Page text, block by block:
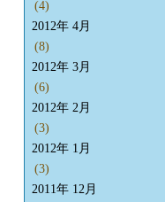
(4)
2012年 4月
(8)
2012年 3月
(6)
2012年 2月
(3)
2012年 1月
(3)
2011年 12月